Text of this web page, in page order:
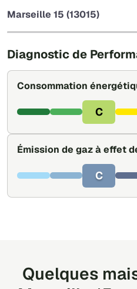
Marseille 15 (13015)
Diagnostic de
Consommation
C
Émission de gaz à effet
C
Quelques